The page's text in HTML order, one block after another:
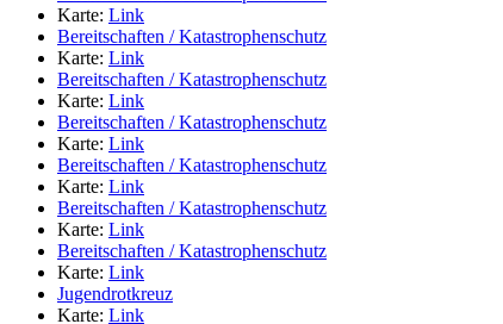
Karte: Link
Bereitschaften / Katastrophenschutz
Karte: Link
Bereitschaften / Katastrophenschutz
Karte: Link
Bereitschaften / Katastrophenschutz
Karte: Link
Bereitschaften / Katastrophenschutz
Karte: Link
Bereitschaften / Katastrophenschutz
Karte: Link
Bereitschaften / Katastrophenschutz
Karte: Link
Jugendrotkreuz
Karte: Link